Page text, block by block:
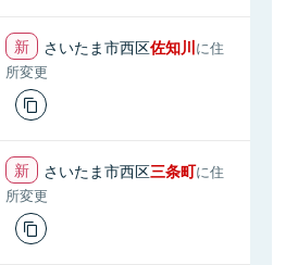
さいたま市西区佐知川に住
所変更
さいたま市西区三条町に住
所変更